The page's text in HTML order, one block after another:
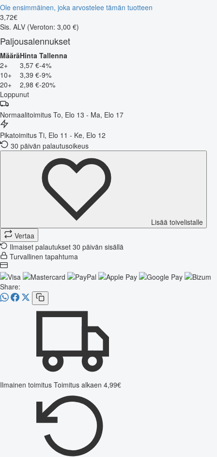
Ole ensimmäinen, joka arvostelee tämän tuotteen
3,72€
Sis. ALV (Veroton: 3,00 €)
Paljousalennukset
MääräHinta Tallenna
2+
3,57 €-4%
10+
3,39 €-9%
20+
2,98 €-20%
Loppunut
Normaalitoimitus To, Elo 13 - Ma, Elo 17
Pikatoimitus Ti, Elo 11 - Ke, Elo 12
30 päivän palautusoikeus
Lisää toivelistalle
Vertaa
Ilmaiset palautukset 30 päivän sisällä
Turvallinen tapahtuma
Share:
Ilmainen toimitus Toimitus alkaen 4,99€